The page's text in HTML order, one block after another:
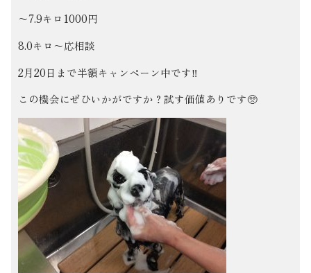
〜7.9キロ1000円
8.0キロ〜応相談
2月20日まで半額キャンペーン中です‼️
この機会にぜひいかがですか？試す価値ありです🥺